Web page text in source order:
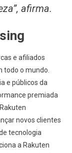
afirma.
e afiliados
todo o mundo.
e públicos da
premiada
novos clientes
tecnologia
a Rakuten